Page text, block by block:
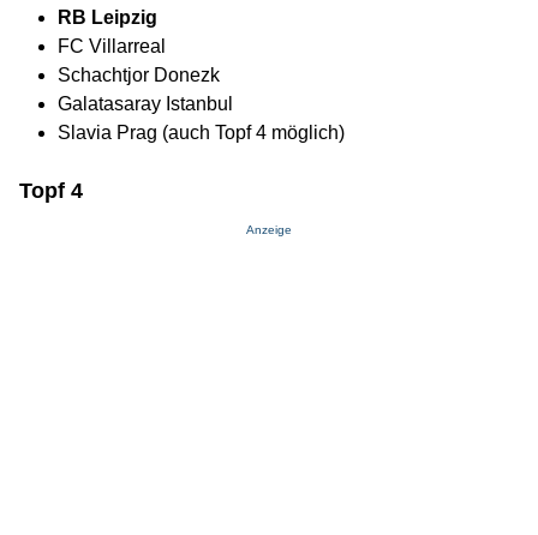
RB Leipzig
FC Villarreal
Schachtjor Donezk
Galatasaray Istanbul
Slavia Prag (auch Topf 4 möglich)
Topf 4
Anzeige